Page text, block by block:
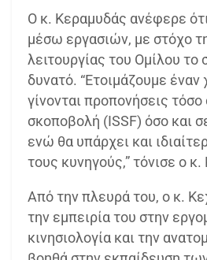
Ο κ. Κεραμυδάς ανέφερε
μέσω εργασιών, με στόχο
λειτουργίας του Ομίλου το
δυνατό. “Ετοιμάζουμε
γίνονται προπονήσεις
σκοποβολή (ISSF) όσο και
ενώ θα υπάρχει και
τους κυνηγούς,” τόνισε ο
Από την πλευρά του, ο κ.
την εμπειρία του στην
κινησιολογία και την